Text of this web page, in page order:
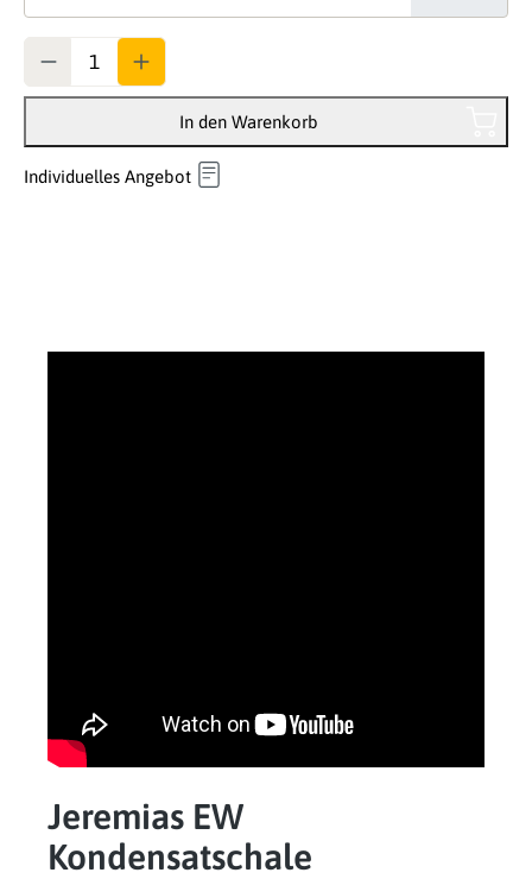
In den Warenkorb
Individuelles Angebot
Jeremias EW
Kondensatschale